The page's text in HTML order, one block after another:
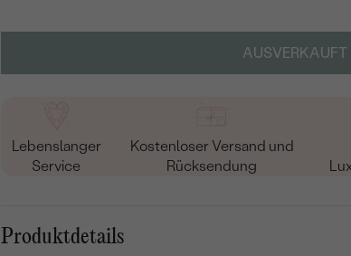
Geben Sie Initialen/Text ein
AUSVERKAUFT
Lebenslanger
Service
Kostenloser Versand und
Rücksendung
Produktdetails